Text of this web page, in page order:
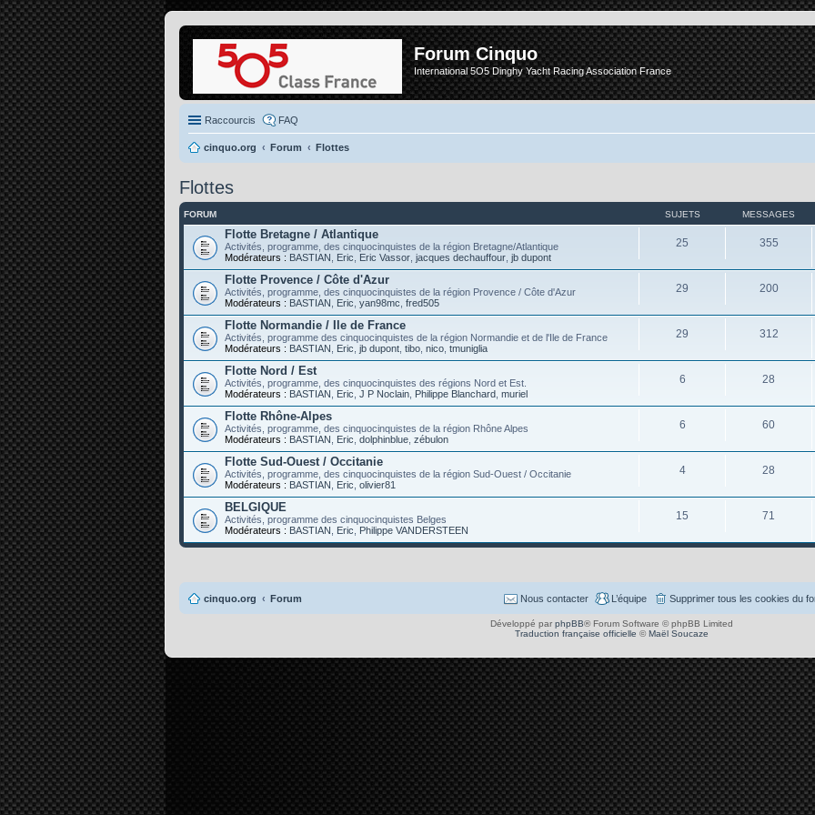
Forum Cinquo
International 5O5 Dinghy Yacht Racing Association France
Raccourcis FAQ
cinquo.org Forum Flottes
Flottes
FORUM SUJETS MESSAGES
Flotte Bretagne / Atlantique
Activités, programme, des cinquocinquistes de la région Bretagne/Atlantique
Modérateurs : BASTIAN Eric Eric Vassor jacques dechauffour jb dupont
25 355
Flotte Provence / Côte d'Azur
Activités, programme, des cinquocinquistes de la région Provence / Côte d'Azur
Modérateurs : BASTIAN Eric yan98mc fred505
29 200
Flotte Normandie / Ile de France
Activités, programme des cinquocinquistes de la région Normandie et de l'Ile de France
Modérateurs : BASTIAN Eric jb dupont tibo nico tmuniglia
29 312
Flotte Nord / Est
Activités, programme, des cinquocinquistes des régions Nord et Est.
Modérateurs : BASTIAN Eric J P Noclain Philippe Blanchard muriel
6 28
Flotte Rhône-Alpes
Activités, programme, des cinquocinquistes de la région Rhône Alpes
Modérateurs : BASTIAN Eric dolphinblue zébulon
6 60
Flotte Sud-Ouest / Occitanie
Activités, programme, des cinquocinquistes de la région Sud-Ouest / Occitanie
Modérateurs : BASTIAN Eric olivier81
4 28
BELGIQUE
Activités, programme des cinquocinquistes Belges
Modérateurs : BASTIAN Eric Philippe VANDERSTEEN
15 71
cinquo.org Forum Supprimer tous les cookies du
L’équipe
Nous contacter
Développé par phpBB® Forum Software © phpBB Limited
Traduction française officielle ©Maël Soucaze